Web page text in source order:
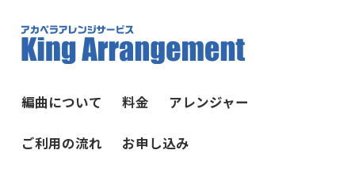
編曲について 料金 アレンジャー
ご利用の流れ お申し込み